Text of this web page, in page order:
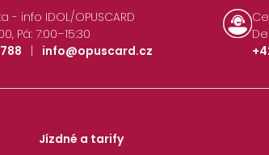
- info IDOL/OPUSCARD
Pá: 7:00–15:30
| info@opuscard.cz
Jízdné a tarify